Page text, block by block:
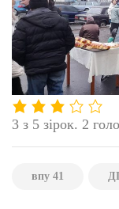
3 з 5 зірок. 2
впу 41